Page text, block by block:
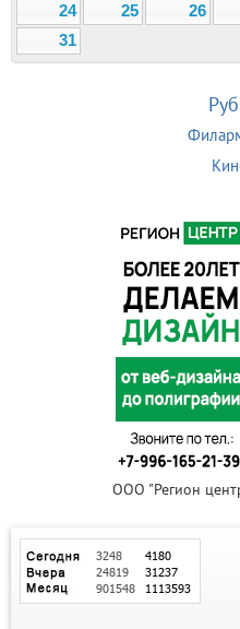
24
25 26
31
ООО "Регион